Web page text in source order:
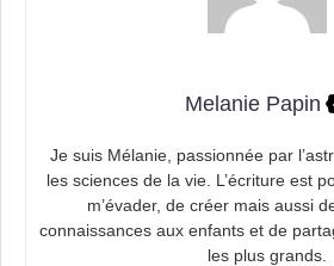
Melanie Papin
Je suis Mélanie, passionnée par
les sciences de la vie. L’écriture est
m’évader, de créer mais aussi
connaissances aux enfants et de
les plus grands.